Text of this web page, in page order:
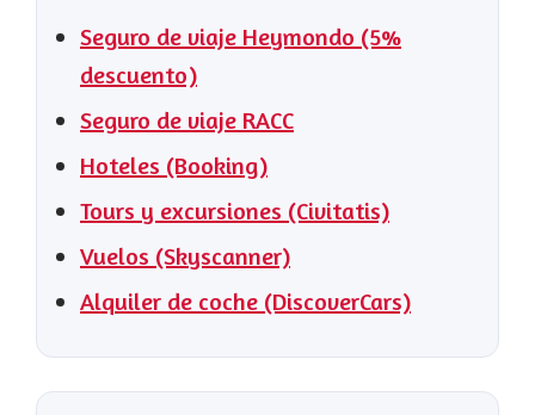
Seguro de viaje Heymondo (5%
descuento)
Seguro de viaje RACC
Hoteles (Booking)
Tours y excursiones (Civitatis)
Vuelos (Skyscanner)
Alquiler de coche (DiscoverCars)